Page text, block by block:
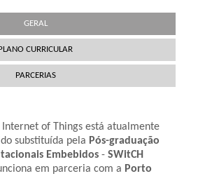
GERAL
PLANO CURRICULAR
PARCERIAS
of Things está atualmente
substituída pela Pós-graduação
Embebidos - SWitCH
em parceria com a Porto